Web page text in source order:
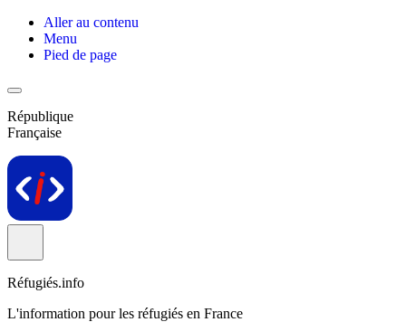
Aller au contenu
Menu
Pied de page
République
Française
Réfugiés.info
L'information pour les réfugiés en France